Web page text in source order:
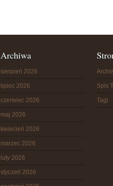
Archiwa
sierpień 2026
lipiec 2026
czerwiec 2026
maj 2026
kwiecień 2026
marzec 2026
luty 2026
styczeń 2026
Spis
Tagi